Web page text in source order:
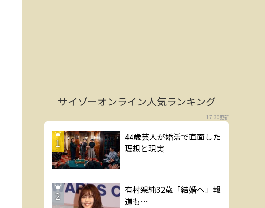
サイゾーオンライン人気ランキング
17:30更新
1
44歳芸人が婚活で直面した
理想と現実
2
有村架純32歳「結婚へ」報
道も…